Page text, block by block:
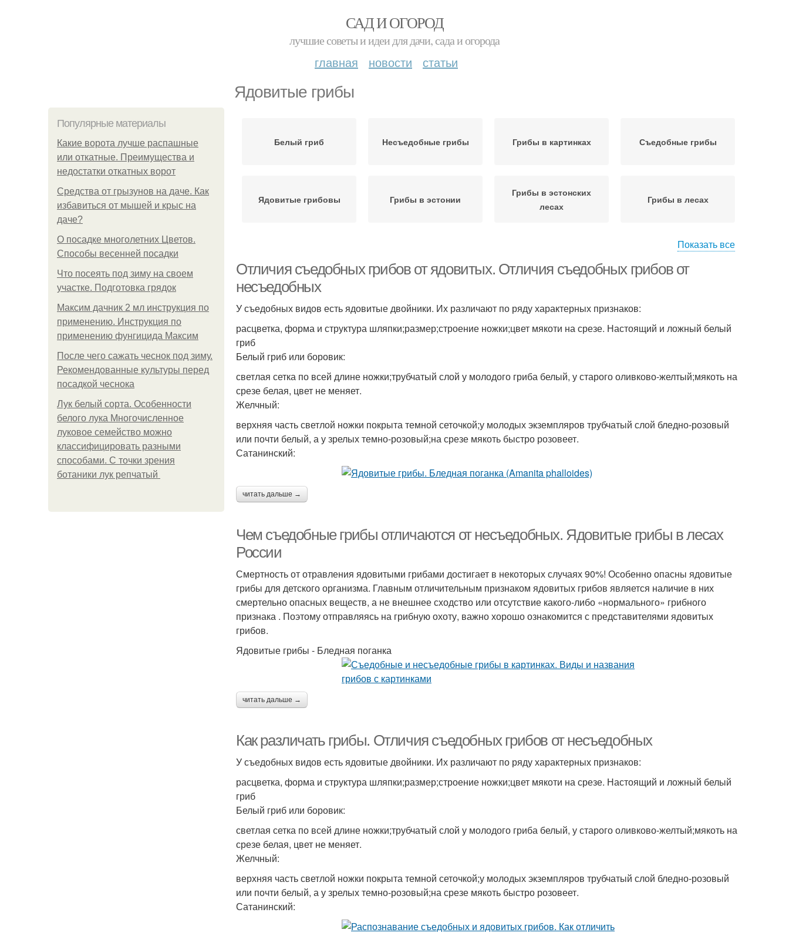
САД И ОГОРОД
лучшие советы и идеи для дачи, сада и огорода
главная новости статьи
Ядовитые грибы
Популярные материалы
Какие ворота лучше распашные
или откатные. Преимущества и
недостатки откатных ворот
Средства от грызунов на даче. Как
избавиться от мышей и крыс на
даче?
О посадке многолетних Цветов.
Способы весенней посадки
Что посеять под зиму на своем
участке. Подготовка грядок
Максим дачник 2 мл инструкция по
применению. Инструкция по
применению фунгицида Максим
После чего сажать чеснок под зиму.
Рекомендованные культуры перед
посадкой чеснока
Лук белый сорта. Особенности
белого лука Многочисленное
луковое семейство можно
классифицировать разными
способами. С точки зрения
ботаники лук репчатый
Белый гриб Несъедобные грибы Грибы в картинках Съедобные грибы
Ядовитые грибовы Грибы в эстонии
Грибы в эстонских
лесах
Грибы в лесах
Показать все
Отличия съедобных грибов от ядовитых. Отличия съедобных грибов от
несъедобных
У съедобных видов есть ядовитые двойники. Их различают по ряду характерных признаков:
расцветка, форма и структура шляпки;размер;строение ножки;цвет мякоти на срезе. Настоящий и ложный белый
гриб
Белый гриб или боровик:
светлая сетка по всей длине ножки;трубчатый слой у молодого гриба белый, у старого оливково-желтый;мякоть на
срезе белая, цвет не меняет.
Желчный:
верхняя часть светлой ножки покрыта темной сеточкой;у молодых экземпляров трубчатый слой бледно-розовый
или почти белый, а у зрелых темно-розовый;на срезе мякоть быстро розовеет.
Сатанинский:
читать дальше →
Чем съедобные грибы отличаются от несъедобных. Ядовитые грибы в лесах
России
Смертность от отравления ядовитыми грибами достигает в некоторых случаях 90%! Особенно опасны ядовитые
грибы для детского организма. Главным отличительным признаком ядовитых грибов является наличие в них
смертельно опасных веществ, а не внешнее сходство или отсутствие какого-либо «нормального» грибного
признака . Поэтому отправляясь на грибную охоту, важно хорошо ознакомится с представителями ядовитых
грибов.
Ядовитые грибы - Бледная поганка
читать дальше →
Как различать грибы. Отличия съедобных грибов от несъедобных
У съедобных видов есть ядовитые двойники. Их различают по ряду характерных признаков:
расцветка, форма и структура шляпки;размер;строение ножки;цвет мякоти на срезе. Настоящий и ложный белый
гриб
Белый гриб или боровик:
светлая сетка по всей длине ножки;трубчатый слой у молодого гриба белый, у старого оливково-желтый;мякоть на
срезе белая, цвет не меняет.
Желчный:
верхняя часть светлой ножки покрыта темной сеточкой;у молодых экземпляров трубчатый слой бледно-розовый
или почти белый, а у зрелых темно-розовый;на срезе мякоть быстро розовеет.
Сатанинский: